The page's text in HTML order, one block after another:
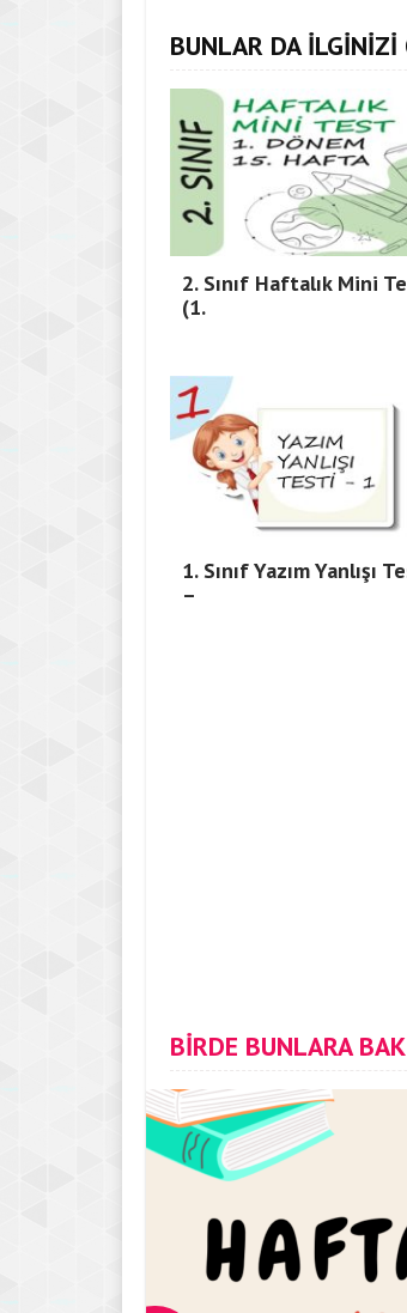
BUNLAR DA İLGİNİZİ
2. Sınıf Haftalık Mini
(1.
1. Sınıf Yazım Yanlışı
–
BİRDE BUNLARA